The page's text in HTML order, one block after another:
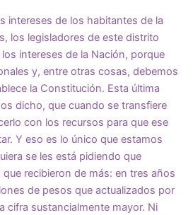
intereses de los habitantes de la
los legisladores de este distrito
intereses de la Nación, porque
y, entre otras cosas, debemos
la Constitución. Esta última
dicho, que cuando se transfiere
con los recursos para que ese
Y eso es lo único que estamos
se les está pidiendo que
recibieron de más: en tres años
de pesos que actualizados por
cifra sustancialmente mayor. Ni